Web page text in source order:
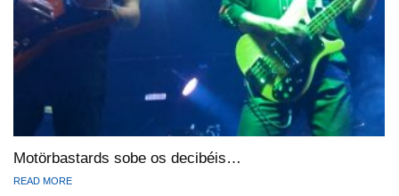
Motörbastards sobe os decibéis…
READ MORE